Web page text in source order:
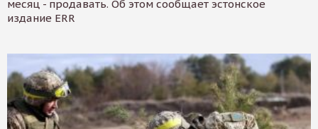
месяц - продавать. Об этом сообщает эстонское
издание ERR